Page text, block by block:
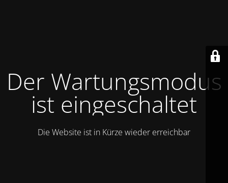
Der Wartungsmodus
ist eingeschaltet
Die Website ist in Kürze wieder erreichbar